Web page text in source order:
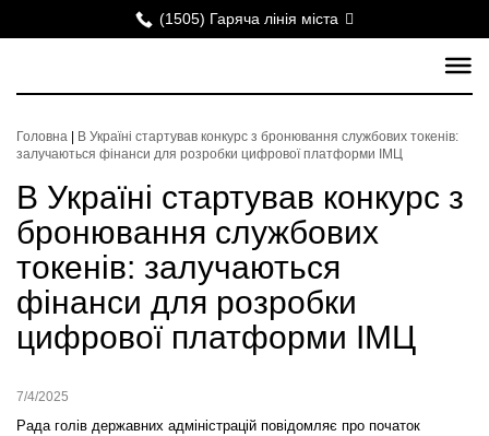
(1505) Гаряча лінія міста
Головна
В Україні стартував конкурс з бронювання службових токенів:
залучаються фінанси для розробки цифрової платформи ІМЦ
В Україні стартував конкурс з
бронювання службових
токенів: залучаються
фінанси для розробки
цифрової платформи ІМЦ
7/4/2025
Рада голів державних адміністрацій повідомляє про початок